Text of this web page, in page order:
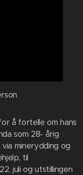
å fortelle om hans
som 28- årig
minerydding og
til
juli og utstillingen